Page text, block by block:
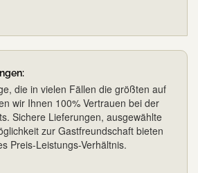
die in vielen Fällen die größten auf
wir Ihnen 100% Vertrauen bei der
Sichere Lieferungen, ausgewählte
zur Gastfreundschaft bieten
Preis-Leistungs-Verhältnis.